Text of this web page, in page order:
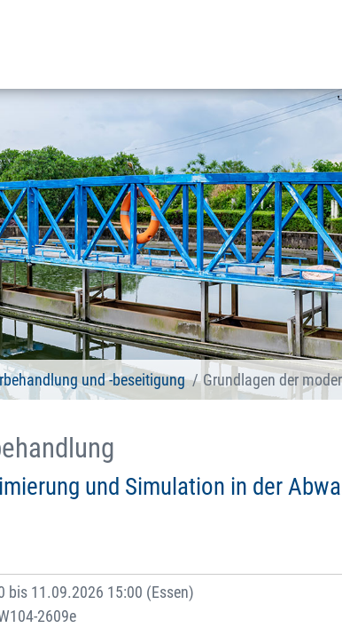
und -beseitigung Grundlagen der
und Simulation in der
bis 11.09.2026 15:00 (Essen)
2609e